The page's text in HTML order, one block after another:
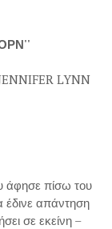
LYNN
άφησε πίσω του
έδινε απάντηση
σε εκείνη –